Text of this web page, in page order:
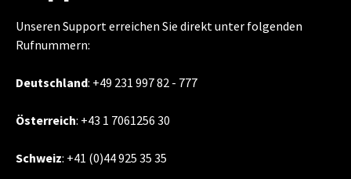
Unseren Support erreichen Sie direkt unter folgenden
Rufnummern:
Deutschland: +49 231 997 82 - 777
Österreich: +43 1 7061256 30
Schweiz: +41 (0)44 925 35 35